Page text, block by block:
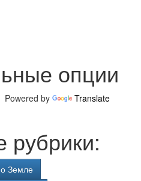
опции
Powered by Translate
рубрики:
Земле